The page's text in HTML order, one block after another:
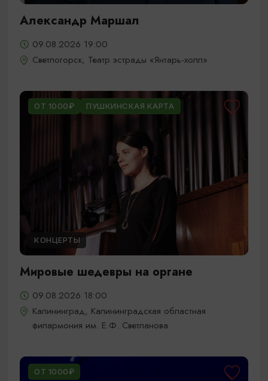
Александр Маршал
09.08.2026 19:00
Светлогорск, Театр эстрады «Янтарь-холл»
ОТ 1000₽ ПУШКИНСКАЯ КАРТА
КОНЦЕРТЫ
Мировые шедевры на органе
09.08.2026 18:00
Калининград, Калининградская областная
филармония им. Е.Ф. Светланова
ОТ 1000₽